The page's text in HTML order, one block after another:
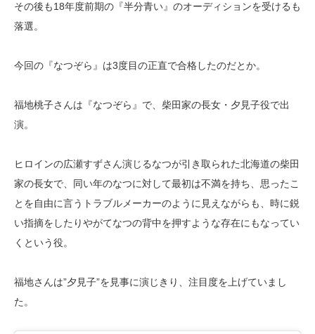
その後も18年度前期の『半分青い』のオーディションを受けるも
落選。
今回の『なつぞら』は3度目の正直で合格したのだとか。
福地桃子さんは『なつぞら』で、柴田家の長女・夕見子役で出
演。
ヒロインの広瀬すずさん演じるなつが引き取られた北海道の柴田
家の長女で、同い年のなつに対して最初は不満を持ち、思ったこ
とを自由に言うトラブルメーカーのように見えながらも、時に鋭
い指摘をしたりやがてなつの背中を押すような存在にもなってい
くという役。
福地さんは”夕見子”を見事に演じきり、注目度を上げていまし
た。